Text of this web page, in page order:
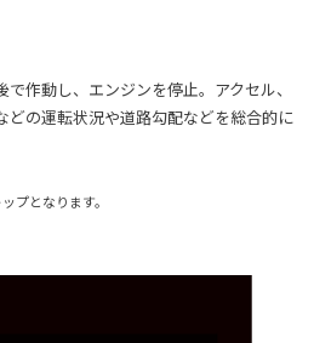
作動し、エンジンを停止。アクセル、
どの運転状況や道路勾配などを総合的に
プとなります。